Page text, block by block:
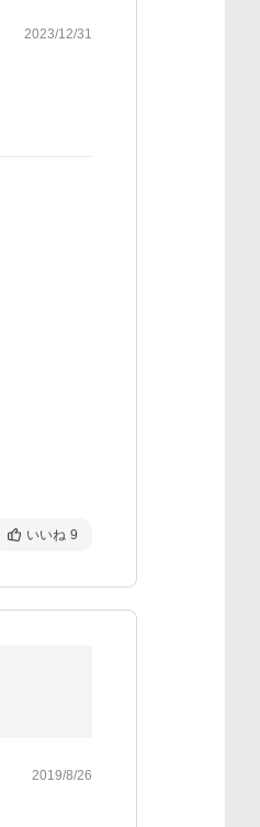
2023/12/31
いいね 9
2019/8/26